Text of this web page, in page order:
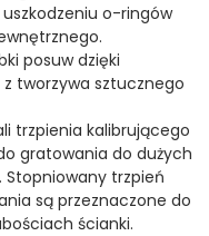
o-ringów
posuw dzięki
tworzywa sztucznego
trzpienia kalibrującego
gratowania do dużych
Stopniowany trzpień
są przeznaczone do
ścianki.